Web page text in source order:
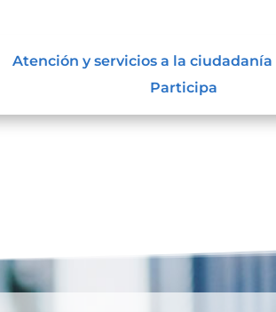
Atención y servicios a la ciudadanía
Participa
manuales